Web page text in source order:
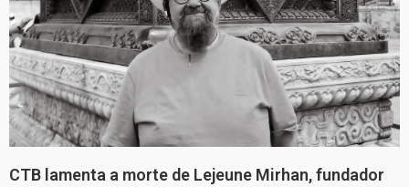
CTB lamenta a morte de Lejeune Mirhan, fundador